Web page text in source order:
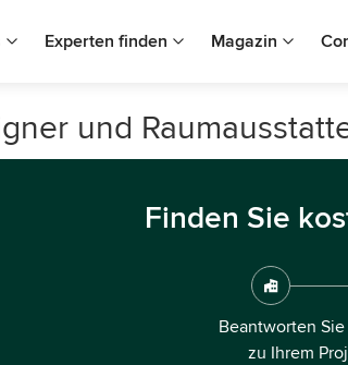
Experten finden Magazin
und
Finden Sie
Beantworten Sie
zu Ihrem